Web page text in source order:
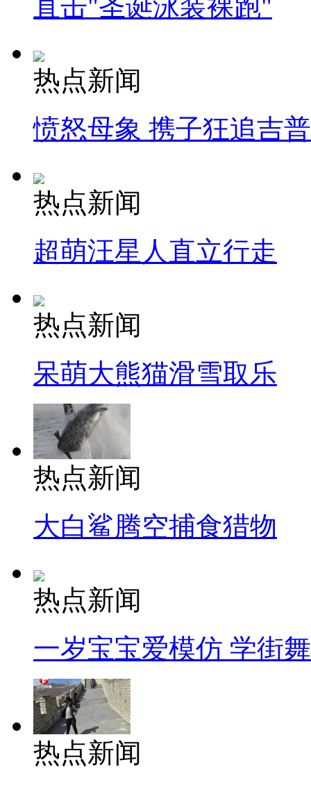
直击"圣诞泳装裸跑"
热点新闻
愤怒母象 携子狂追吉
热点新闻
超萌汪星人直立行走
热点新闻
呆萌大熊猫滑雪取乐
热点新闻
大白鲨腾空捕食猎物
热点新闻
一岁宝宝爱模仿 学街
热点新闻